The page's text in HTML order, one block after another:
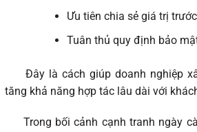
Ưu tiên chia sẻ giá trị
Tuân thủ quy định bảo
Đây là cách giúp doanh nghiệp
tăng khả năng hợp tác lâu dài với
Trong bối cảnh cạnh tranh ngày